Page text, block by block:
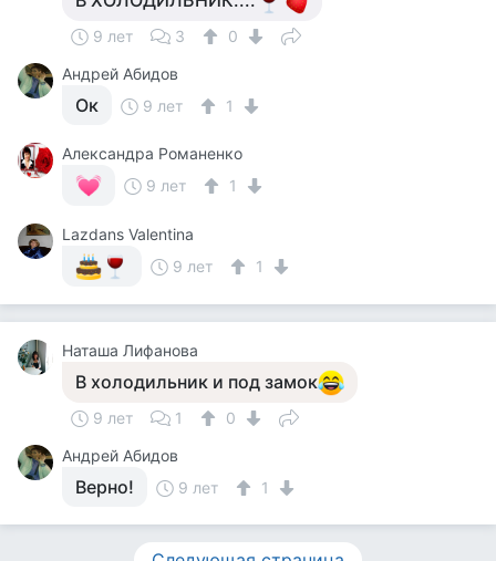
9 лет 3
0
Андрей Абидов
Ок 9 лет 1
Александра Романенко
9 лет
1
Lazdans Valentina
9 лет
1
Наташа Лифанова
В холодильник и под замок
9 лет 1
0
Андрей Абидов
Верно! 9 лет 1